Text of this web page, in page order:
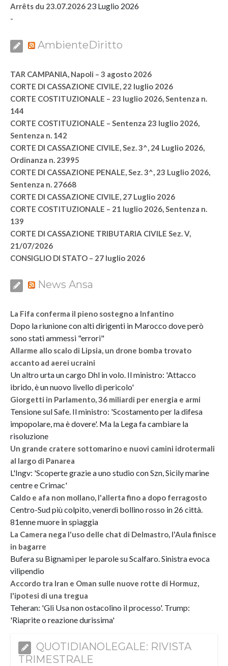
Arrêts du 23.07.2026 23 Luglio 2026
-
AmbienteDiritto
TAR CAMPANIA, Napoli – 3 agosto 2026
CORTE DI CASSAZIONE CIVILE, 22 luglio 2026
CORTE COSTITUZIONALE – 23 luglio 2026, Sentenza n.
144
CORTE COSTITUZIONALE – Sentenza 23 luglio 2026,
Sentenza n. 142
CORTE DI CASSAZIONE CIVILE, Sez. 3^, 24 Luglio 2026,
Ordinanza n. 23995
CORTE DI CASSAZIONE PENALE, Sez. 3^, 23 Luglio 2026,
Sentenza n. 27668
CORTE DI CASSAZIONE CIVILE, 27 Luglio 2026
CORTE COSTITUZIONALE – 21 luglio 2026, Sentenza n.
139
CORTE DI CASSAZIONE TRIBUTARIA CIVILE Sez. V,
21/07/2026
CONSIGLIO DI STATO – 27 luglio 2026
News Ansa
La Fifa conferma il pieno sostegno a Infantino
Dopo la riunione con alti dirigenti in Marocco dove però
sono stati ammessi "errori"
Allarme allo scalo di Lipsia, un drone bomba trovato
accanto ad aerei ucraini
Un altro urta un cargo Dhl in volo. Il ministro: 'Attacco
ibrido, è un nuovo livello di pericolo'
Giorgetti in Parlamento, 36 miliardi per energia e armi
Tensione sul Safe. Il ministro: 'Scostamento per la difesa
impopolare, ma è dovere'. Ma la Lega fa cambiare la
risoluzione
Un grande cratere sottomarino e nuovi camini idrotermali
al largo di Panarea
L'Ingv: 'Scoperte grazie a uno studio con Szn, Sicily marine
centre e Crimac'
Caldo e afa non mollano, l'allerta fino a dopo ferragosto
Centro-Sud più colpito, venerdì bollino rosso in 26 città.
81enne muore in spiaggia
La Camera nega l'uso delle chat di Delmastro, l'Aula finisce
in bagarre
Bufera su Bignami per le parole su Scalfaro. Sinistra evoca
vilipendio
Accordo tra Iran e Oman sulle nuove rotte di Hormuz,
l'ipotesi di una tregua
Teheran: 'Gli Usa non ostacolino il processo'. Trump:
'Riaprite o reazione durissima'
QUOTIDIANOLEGALE: RIVISTA
TRIMESTRALE